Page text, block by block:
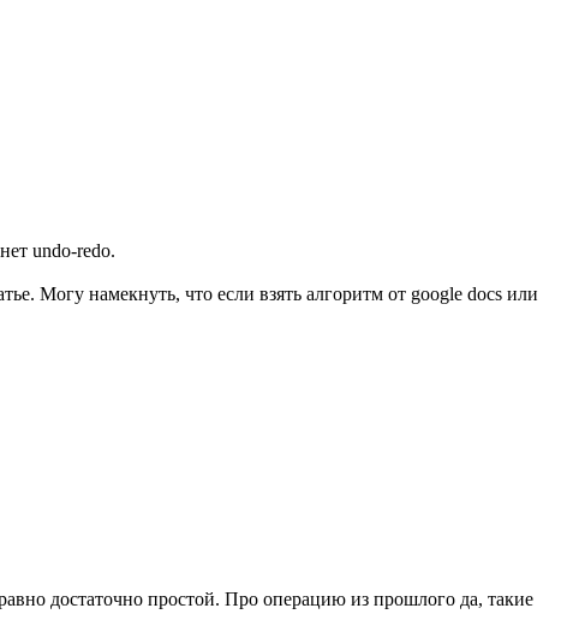
undo-redo.
Могу намекнуть, что если взять алгоритм от google docs или
достаточно простой. Про операцию из прошлого да, такие